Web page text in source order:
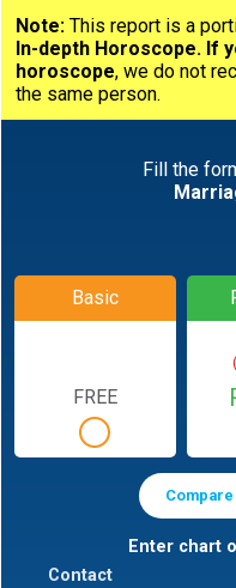
Note: This report is a
In-depth Horoscope. If
horoscope, we do not
the same person.
Fill the
Basic
FREE
Enter chart
Contact